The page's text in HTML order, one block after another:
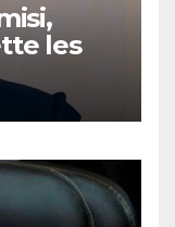
les
à
la